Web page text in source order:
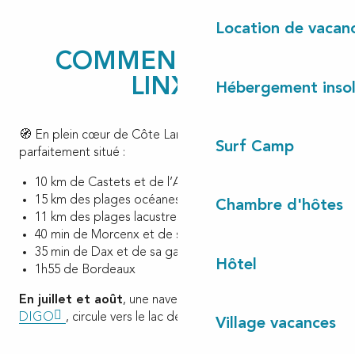
Location de
Hébergement
Surf Camp
Chambre d'hôtes
Hôtel
Village vacances
COMMENT VENIR À
LINXE ?
🧭 En plein cœur de Côte Landes Nature, Linxe est
parfaitement situé :
10 km de Castets et de l’A63
15 km des plages océanes de
Vielle Saint Girons
11 km des plages lacustres du
40 min de Morcenx et de sa gare TER
35 min de Dax et de sa gare TGV
1h55 de Bordeaux
En juillet et août, une navette gratuite ville<->plage de
DIGO
, circule vers le lac de Léon et St Girons plage